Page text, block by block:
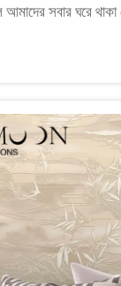
সবার ঘরে থাকা
ছিটিয়ে পড়া এবং